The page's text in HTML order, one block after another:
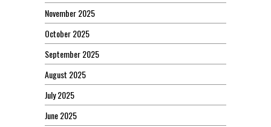
November 2025
October 2025
September 2025
August 2025
July 2025
June 2025